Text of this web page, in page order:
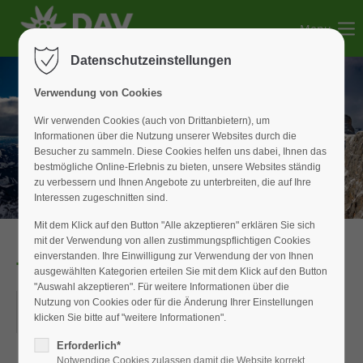
Der Eintrag "offcanvas-col2" existiert leider nicht.
Der Eintrag "offcanvas-col3" existiert leider nicht.
Der Eintrag "offcanvas-col4" existiert leider nicht.
Menu
Tagestour Chiemgau
21.09.2025
ORT: CHIEMGAU
Datenschutzeinstellungen
Verwendung von Cookies
Wir verwenden Cookies (auch von Drittanbietern), um
Informationen über die Nutzung unserer Websites durch die
Besucher zu sammeln. Diese Cookies helfen uns dabei, Ihnen das
bestmögliche Online-Erlebnis zu bieten, unsere Websites ständig
zu verbessern und Ihnen Angebote zu unterbreiten, die auf Ihre
Interessen zugeschnitten sind.
Mit dem Klick auf den Button "Alle akzeptieren" erklären Sie sich
mit der Verwendung von allen zustimmungspflichtigen Cookies
einverstanden. Ihre Einwilligung zur Verwendung der von Ihnen
ausgewählten Kategorien erteilen Sie mit dem Klick auf den Button
"Auswahl akzeptieren". Für weitere Informationen über die
Nutzung von Cookies oder für die Änderung Ihrer Einstellungen
klicken Sie bitte auf "weitere Informationen".
Erforderlich*
Notwendige Cookies zulassen damit die Website korrekt